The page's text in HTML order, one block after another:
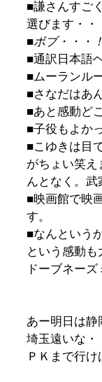
■謙さんすご
選びます・
■ボブ・・・
■通訳日本語
■ムーランル
■さなだはあ
■あと感動ど
■子役もよか
■こゆきは目
がちょい笑
んとなく。武
■映画館で映
す。
■なんという
という感動
ドーブネー
あー明日は静
埼玉遠いな・
ＰＫまで行け